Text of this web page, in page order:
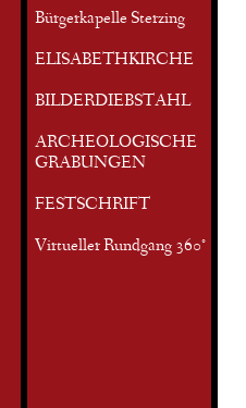
Bürgerkapelle Sterzing
ELISABETHKIRCHE
BILDERDIEBSTAHL
ARCHEOLOGISCHE
GRABUNGEN
FESTSCHRIFT
Virtueller Rundgang 360°